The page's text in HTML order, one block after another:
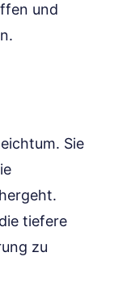
und
Sie
tiefere
zu